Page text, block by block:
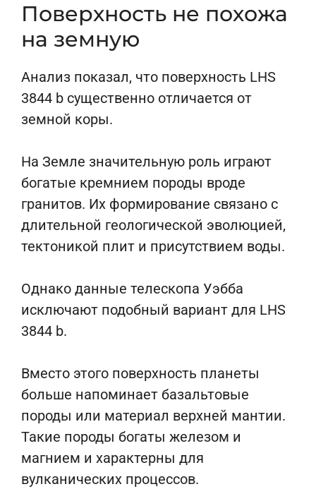
Поверхность не похожа
на земную
Анализ показал, что поверхность LHS
3844 b существенно отличается от
земной коры.
На Земле значительную роль играют
богатые кремнием породы вроде
гранитов. Их формирование связано с
длительной геологической эволюцией,
тектоникой плит и присутствием воды.
Однако данные телескопа Уэбба
исключают подобный вариант для LHS
3844 b.
Вместо этого поверхность планеты
больше напоминает базальтовые
породы или материал верхней мантии.
Такие породы богаты железом и
магнием и характерны для
вулканических процессов.